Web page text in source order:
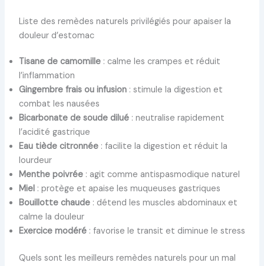
Liste des remèdes naturels privilégiés pour apaiser la
douleur d’estomac
Tisane de camomille: calme les crampes et réduit
l’inflammation
Gingembre frais ou infusion: stimule la digestion et
combat les nausées
Bicarbonate de soude dilué: neutralise rapidement
l’acidité gastrique
Eau tiède citronnée: facilite la digestion et réduit la
lourdeur
Menthe poivrée: agit comme antispasmodique naturel
Miel: protège et apaise les muqueuses gastriques
Bouillotte chaude: détend les muscles abdominaux et
calme la douleur
Exercice modéré: favorise le transit et diminue le stress
Quels sont les meilleurs remèdes naturels pour un mal